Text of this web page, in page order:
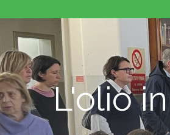
L'olio